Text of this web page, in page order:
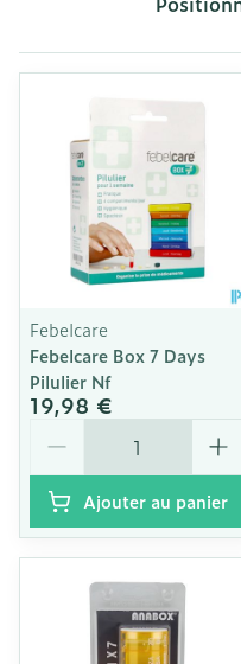
Trier par:
Febelcare
Febelcare Box 7 Days
Pilulier Nf
19,98 €
Ajouter au panier